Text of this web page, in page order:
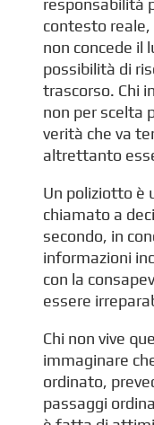
responsabilità
contesto reale,
non concede il
possibilità di
trascorso. Chi
non per scelta
verità che va
altrettanto
Un poliziotto è
chiamato a
secondo, in
informazioni
con la
essere
Chi non vive
immaginare
ordinato,
passaggi